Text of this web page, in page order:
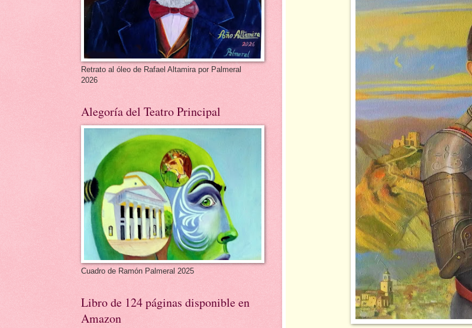
Retrato al óleo de Rafael Altamira por Palmeral
2026
Alegoría del Teatro Principal
Cuadro de Ramón Palmeral 2025
Libro de 124 páginas disponible en
Amazon